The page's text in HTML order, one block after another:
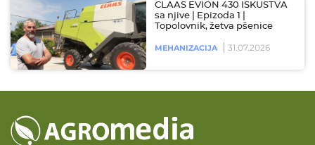
CLAAS EVION 430 ISKUSTVA
sa njive | Epizoda 1 |
Topolovnik, žetva pšenice
MEHANIZACIJA 31.07.2026